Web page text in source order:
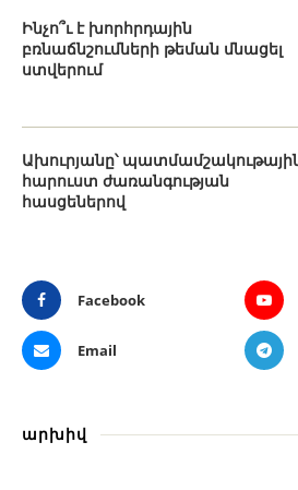
Ինչո՞ւ է խորհրդային
բռնաճնշումների թեման մնացել
ստվերում
Ախուրյանը՝
հարուստ ժառանգության
հասցեներով
Facebook
Email
արխիվ